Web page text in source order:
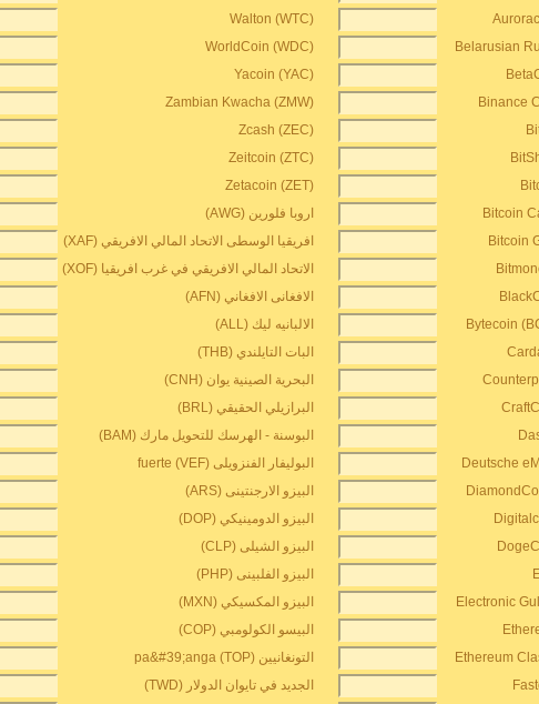
Walton (WTC)
Belarusian
WorldCoin (WDC)
Yacoin (YAC)
Binance
Zambian Kwacha (ZMW)
Zcash (ZEC)
Zeitcoin (ZTC)
Zetacoin (ZET)
Bitcoin
اروبا فلورين (AWG)
Bitcoin
افريقيا الوسطى الاتحاد المالي الافريقي (XAF)
الاتحاد المالي الافريقي في غرب افريقيا (XOF)
الافغانى الافغاني (AFN)
Bytecoin
الالبانيه ليك (ALL)
البات التايلندي (THB)
البحرية الصينية يوان (CNH)
البرازيلي الحقيقي (BRL)
البوسنة - الهرسك للتحويل مارك (BAM)
Deutsche
البوليفار الفنزويلى fuerte (VEF)
البيزو الارجنتينى (ARS)
البيزو الدومينيكي (DOP)
البيزو الشيلى (CLP)
البيزو الفلبينى (PHP)
Electronic
البيزو المكسيكي (MXN)
البيسو الكولومبي (COP)
Ethereum
التونغانيين pa&#39;anga (TOP)
الجديد في تايوان الدولار (TWD)